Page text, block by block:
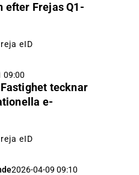
efter Frejas Q1-
eID
09:00
tecknar
e-
eID
2026-04-09 09:10